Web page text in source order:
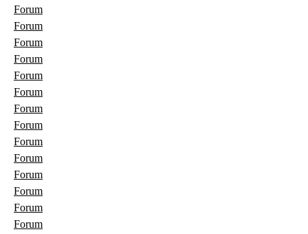
Forum
Forum
Forum
Forum
Forum
Forum
Forum
Forum
Forum
Forum
Forum
Forum
Forum
Forum